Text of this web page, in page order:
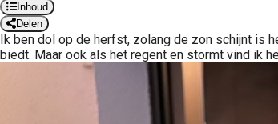
Inhoud
Delen
Ik ben dol op de herfst, zolang de zon schijnt is
biedt. Maar ook als het regent en stormt vind ik